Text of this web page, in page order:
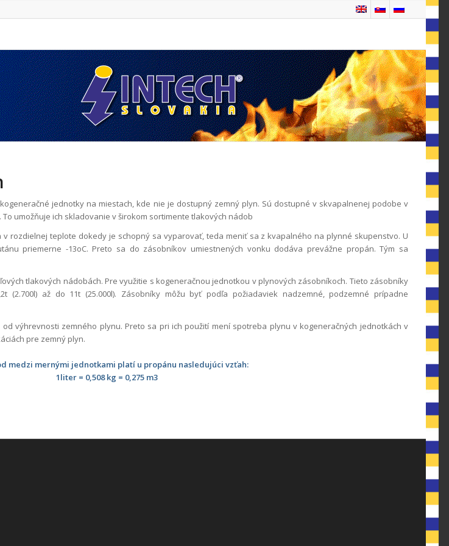
jednotky na miestach, kde nie je dostupný zemný plyn. Sú dostupné v skvapalnenej podobe v
umožňuje ich skladovanie v širokom sortimente tlakových nádob
rozdielnej teplote dokedy je schopný sa vyparovať, teda meniť sa z kvapalného na plynné skupenstvo. U
priemerne -13oC. Preto sa do zásobníkov umiestnených vonku dodáva prevážne propán. Tým sa
tlakových nádobách. Pre využitie s kogeneračnou jednotkou v plynových zásobníkoch. Tieto zásobníky
(2.700l) až do 11t (25.000l). Zásobníky môžu byť podľa požiadaviek nadzemné, podzemné prípadne
výhrevnosti zemného plynu. Preto sa pri ich použití mení spotreba plynu v kogeneračných jednotkách v
pre zemný plyn.
medzi mernými jednotkami platí u propánu nasledujúci vzťah:
1liter = 0,508 kg = 0,275 m3